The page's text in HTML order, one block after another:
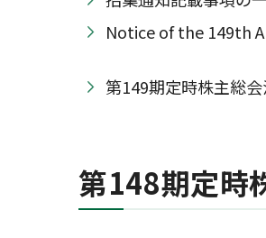
Notice of the 149th
第149期定時株主総
第148期定時